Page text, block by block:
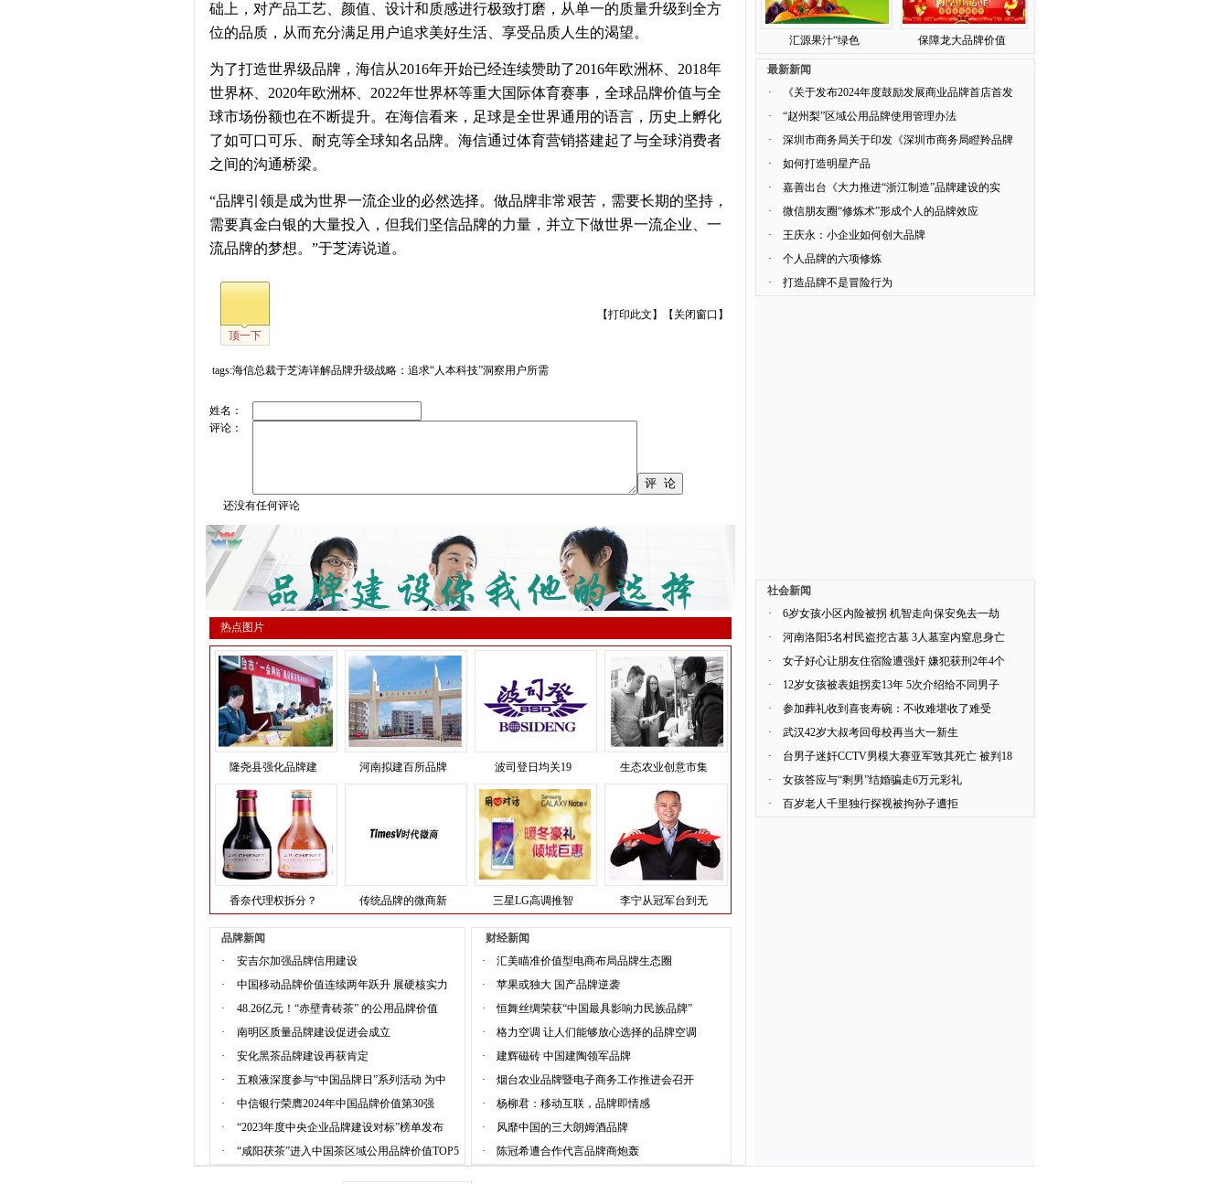
础上，对产品工艺、颜值、设计和质感进行极致打磨，从单一的质量升级到全方
位的品质，从而充分满足用户追求美好生活、享受品质人生的渴望。
为了打造世界级品牌，海信从2016年开始已经连续赞助了2016年欧洲杯、2018年
世界杯、2020年欧洲杯、2022年世界杯等重大国际体育赛事，全球品牌价值与全
球市场份额也在不断提升。在海信看来，足球是全世界通用的语言，历史上孵化
了如可口可乐、耐克等全球知名品牌。海信通过体育营销搭建起了与全球消费者
之间的沟通桥梁。
“品牌引领是成为世界一流企业的必然选择。做品牌非常艰苦，需要长期的坚持，
需要真金白银的大量投入，但我们坚信品牌的力量，并立下做世界一流企业、一
流品牌的梦想。”于芝涛说道。
顶一下
【打印此文 】【 关闭窗口 】
tags:海信总裁于芝涛详解品牌升级战略：追求“人本科技”洞察用户所需
姓名：
评论：
还没有任何评论
热点图片
隆尧县强化品牌建 河南拟建百所品牌 波司登日均关19 生态农业创意市集
香奈代理权拆分？ 传统品牌的微商新 三星LG高调推智 李宁从冠军台到无
品牌新闻
·
安吉尔加强品牌信用建设
·
中国移动品牌价值连续两年跃升 展硬核实力
·
48.26亿元！“赤壁青砖茶” 的公用品牌价值
·
南明区质量品牌建设促进会成立
·
安化黑茶品牌建设再获肯定
·
五粮液深度参与“中国品牌日”系列活动 为中
·
中信银行荣膺2024年中国品牌价值第30强
·
“2023年度中央企业品牌建设对标”榜单发布
·
“咸阳茯茶”进入中国茶区域公用品牌价值TOP5
财经新闻
·
汇美瞄准价值型电商布局品牌生态圈
·
苹果或独大 国产品牌逆袭
·
恒舞丝绸荣获“中国最具影响力民族品牌”
·
格力空调 让人们能够放心选择的品牌空调
·
建辉磁砖 中国建陶领军品牌
·
烟台农业品牌暨电子商务工作推进会召开
·
杨柳君：移动互联，品牌即情感
·
风靡中国的三大朗姆酒品牌
·
陈冠希遭合作代言品牌商炮轰
汇源果汁“绿色 保障龙大品牌价值
最新新闻
·
《关于发布2024年度鼓励发展商业品牌首店首发
·
“赵州梨”区域公用品牌使用管理办法
·
深圳市商务局关于印发《深圳市商务局瞪羚品牌
·
如何打造明星产品
·
嘉善出台《大力推进“浙江制造”品牌建设的实
·
微信朋友圈“修炼术”形成个人的品牌效应
·
王庆永：小企业如何创大品牌
·
个人品牌的六项修炼
·
打造品牌不是冒险行为
社会新闻
·
6岁女孩小区内险被拐 机智走向保安免去一劫
·
河南洛阳5名村民盗挖古墓 3人墓室内窒息身亡
·
女子好心让朋友住宿险遭强奸 嫌犯获刑2年4个
·
12岁女孩被表姐拐卖13年 5次介绍给不同男子
·
参加葬礼收到喜丧寿碗：不收难堪收了难受
·
武汉42岁大叔考回母校再当大一新生
·
台男子迷奸CCTV男模大赛亚军致其死亡 被判18
·
女孩答应与“剩男”结婚骗走6万元彩礼
·
百岁老人千里独行探视被拘孙子遭拒